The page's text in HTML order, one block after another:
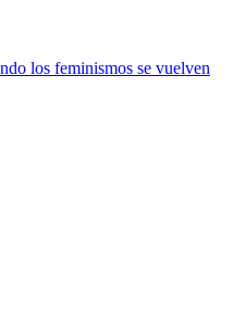
los feminismos se vuelven